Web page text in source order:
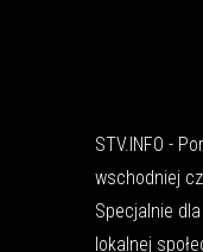
STV.INFO -
wschodniej
Specjalnie
lokalnej